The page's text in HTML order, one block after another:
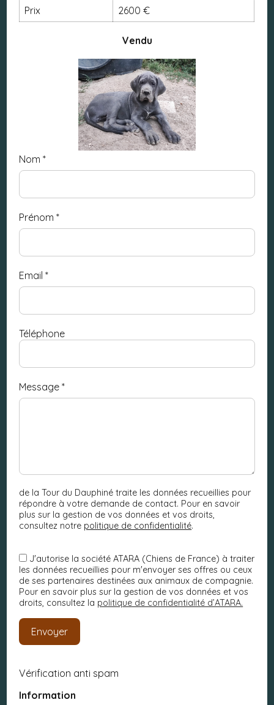
Prix 2600 €
Vendu
Nom*
Prénom*
Email*
Téléphone
Message*
de la Tour du Dauphiné traite les données recueillies pour
répondre à votre demande de contact. Pour en savoir
plus sur la gestion de vos données et vos droits,
consultez notre politique de confidentialité.
J'autorise la société ATARA (Chiens de France) à traiter
les données recueillies pour m'envoyer ses offres ou ceux
de ses partenaires destinées aux animaux de compagnie.
Pour en savoir plus sur la gestion de vos données et vos
droits, consultez la politique de confidentialité d’ATARA.
Vérification anti spam
Information